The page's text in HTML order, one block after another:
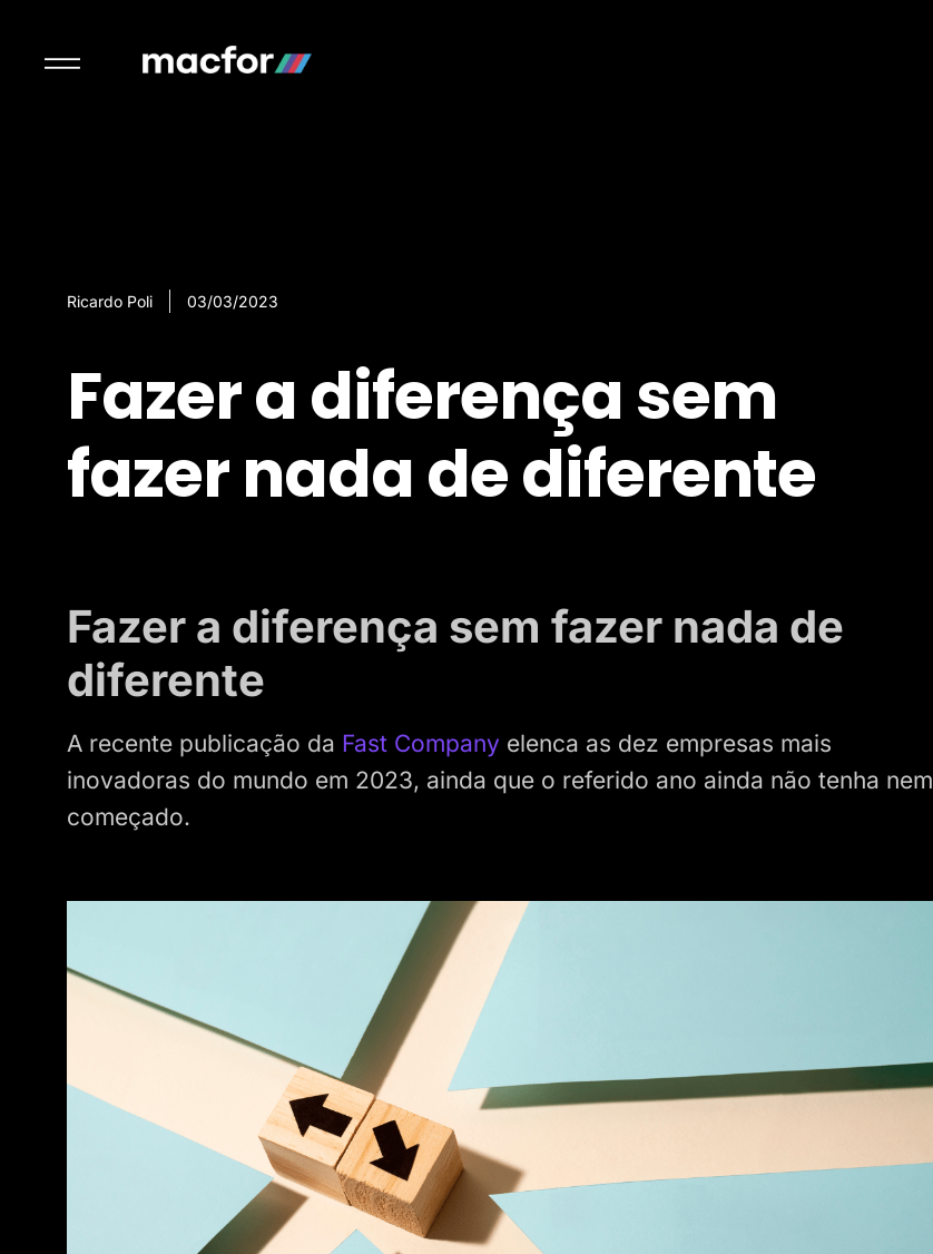
Ricardo Poli 03/03/2023
Fazer a diferença sem
fazer nada de diferente
Fazer a diferença sem fazer nada de
diferente
A recente publicação da Fast Company elenca as dez empresas mais
inovadoras do mundo em 2023, ainda que o referido ano ainda não tenha nem
começado.